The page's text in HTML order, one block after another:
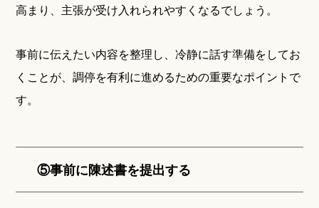
高まり、主張が受け入れられやすくなるでしょう。
事前に伝えたい内容を整理し、冷静に話す準備をしてお
くことが、調停を有利に進めるための重要なポイントで
す。
⑤事前に陳述書を提出する